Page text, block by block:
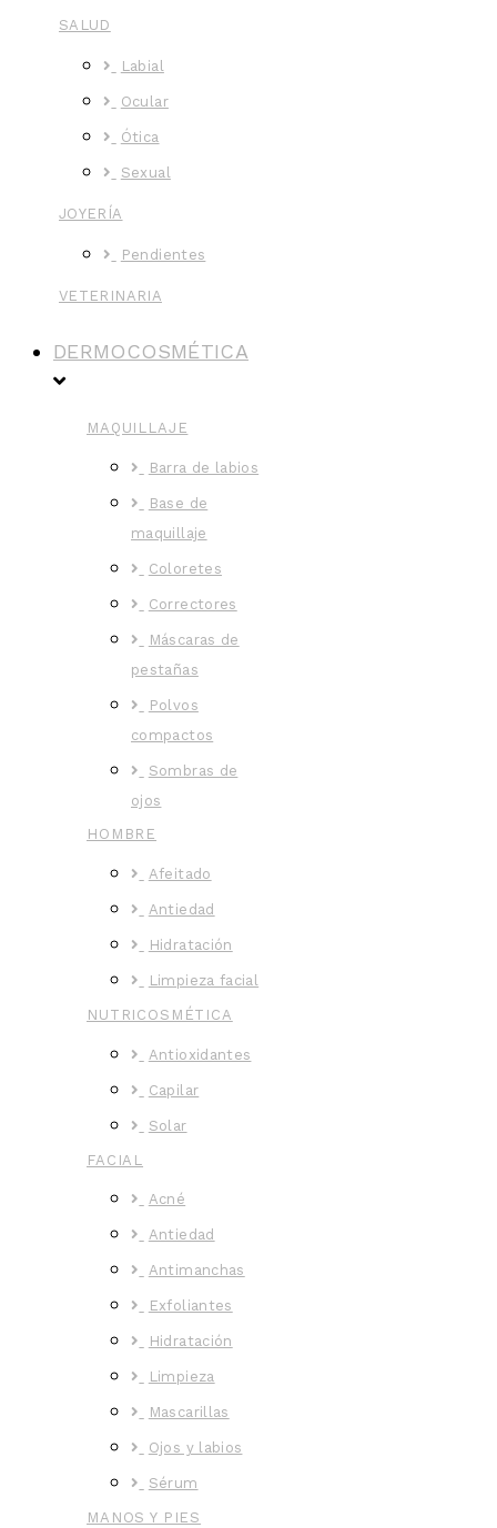
SALUD
Labial
Ocular
Ótica
Sexual
JOYERÍA
Pendientes
VETERINARIA
DERMOCOSMÉTICA
MAQUILLAJE
Barra de labios
Base de
maquillaje
Coloretes
Correctores
Máscaras de
pestañas
Polvos
compactos
Sombras de
ojos
HOMBRE
Afeitado
Antiedad
Hidratación
Limpieza facial
NUTRICOSMÉTICA
Antioxidantes
Capilar
Solar
FACIAL
Acné
Antiedad
Antimanchas
Exfoliantes
Hidratación
Limpieza
Mascarillas
Ojos y labios
Sérum
MANOS Y PIES